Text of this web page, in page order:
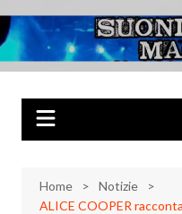
al
contenuto
Musica Rock, Metal, Punk e
Home
Notizie
ALICE COOPER